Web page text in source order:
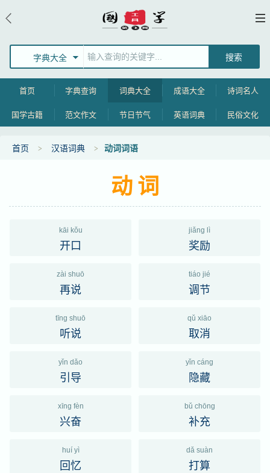
字典大全
首页 字典查询 词典大全 成语大全 诗词名人
国学古籍 范文作文 节日节气 英语词典 民俗文化
首页 汉语词典 动词词语
动词
kāi kǒu
开口
jiǎng lì
奖励
zài shuō
再说
tiáo jié
调节
tīng shuō
听说
qǔ xiāo
取消
yǐn dǎo
引导
yǐn cáng
隐藏
xīng fèn
兴奋
bǔ chōng
补充
huí yì
回忆
dǎ suàn
打算